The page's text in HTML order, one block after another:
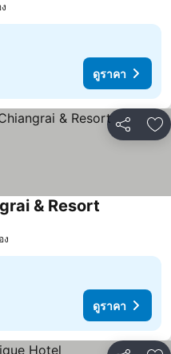
ดูราคา
แชร์ เ
& Resort
ง
ดูราคา